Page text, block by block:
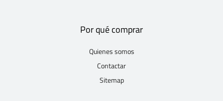
Por qué comprar
Quienes somos
Contactar
Sitemap